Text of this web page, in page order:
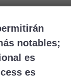
notables;
es
es